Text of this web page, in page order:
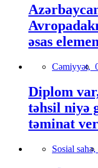
əsas
Cəmiyyət,
Diplom
təhsil niyə
təminat
Sosial sahə,